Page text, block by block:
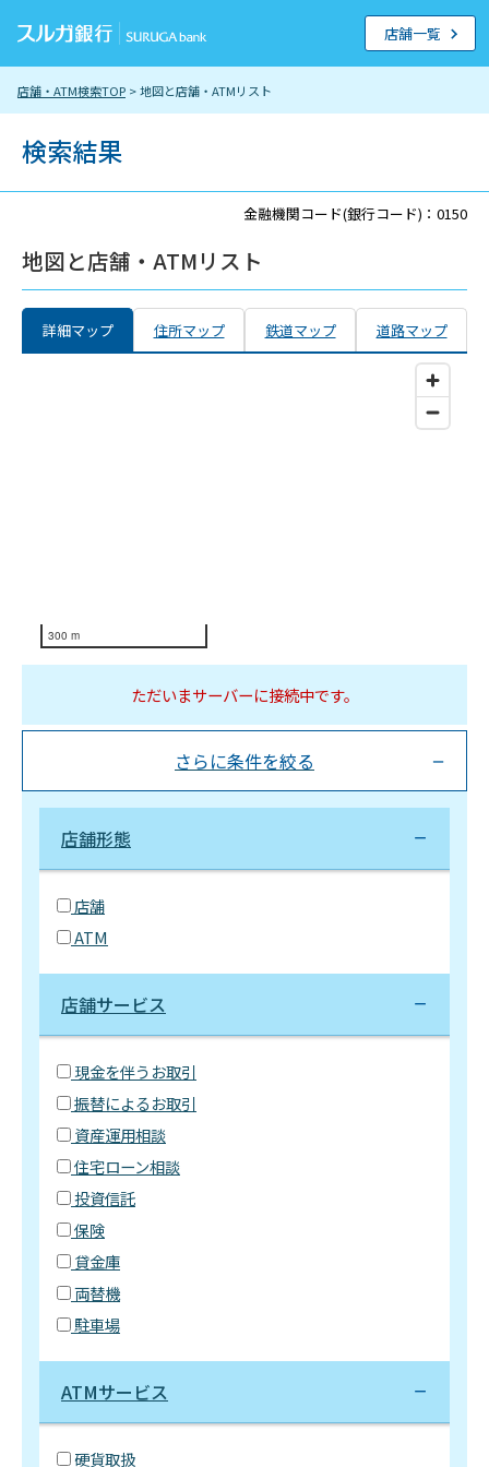
店舗・ATM検索TOP > 地図と店舗・ATMリスト
店舗一覧
検索結果
金融機関コード(銀行コード)：0150
地図と店舗・ATMリスト
詳細マップ 住所マップ 鉄道マップ 道路マップ
300 m
ただいまサーバーに接続中です。
さらに条件を絞る
店舗形態
店舗
ATM
店舗サービス
現金を伴うお取引
振替によるお取引
資産運用相談
住宅ローン相談
投資信託
保険
貸金庫
両替機
駐車場
ATMサービス
硬貨取扱